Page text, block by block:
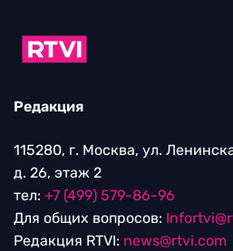
Редакция
115280, г. Москва, ул.
д. 26, этаж 2
тел: +7 (499) 579-86-96
Для общих вопросов:
Редакция RTVI: news@rtvi.com